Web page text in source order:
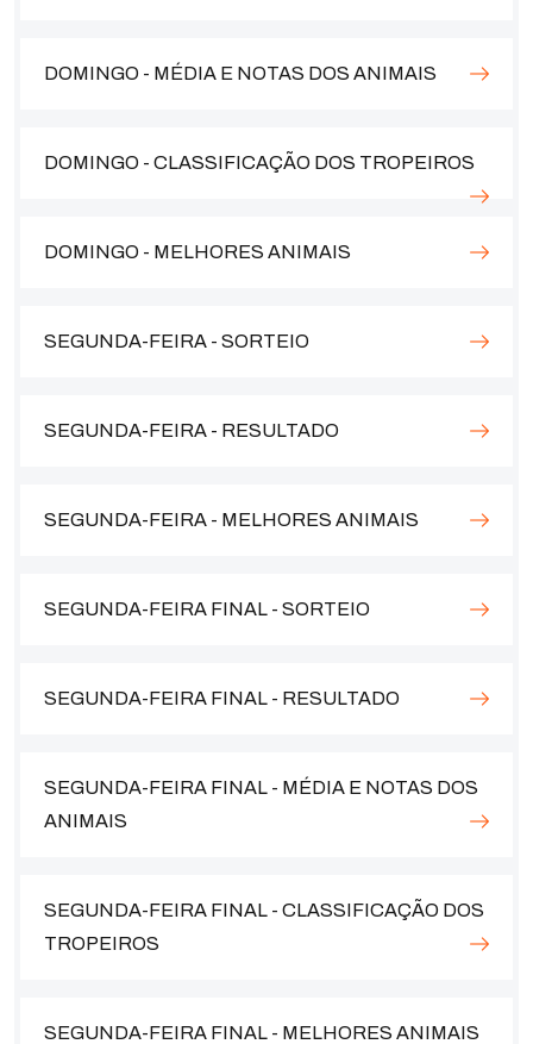
DOMINGO - MÉDIA E NOTAS DOS ANIMAIS
DOMINGO - CLASSIFICAÇÃO DOS TROPEIROS
DOMINGO - MELHORES ANIMAIS
SEGUNDA-FEIRA - SORTEIO
SEGUNDA-FEIRA - RESULTADO
SEGUNDA-FEIRA - MELHORES ANIMAIS
SEGUNDA-FEIRA FINAL - SORTEIO
SEGUNDA-FEIRA FINAL - RESULTADO
SEGUNDA-FEIRA FINAL - MÉDIA E NOTAS DOS
ANIMAIS
SEGUNDA-FEIRA FINAL - CLASSIFICAÇÃO DOS
TROPEIROS
SEGUNDA-FEIRA FINAL - MELHORES ANIMAIS